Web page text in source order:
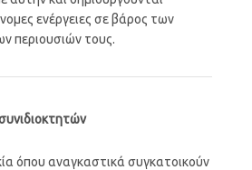
ενέργειες σε βάρος των
περιουσιών τους.
όπου αναγκαστικά συγκατοικούν